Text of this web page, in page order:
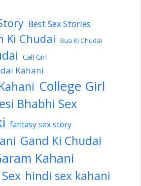
Best Sex Stories
Ki Chudai Bua Ki Chudai
Call Girl
Kahani
College Girl
Bhabhi Sex
fantasy sex story
Gand Ki Chudai
Kahani
hindi sex kahani